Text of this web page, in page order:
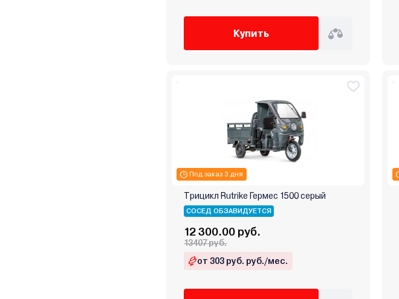
Купить
Под заказ 3 дня
Трицикл Rutrike Гермес 1500 серый
СОСЕД ОБЗАВИДУЕТСЯ
12 300.00 руб.
13407 руб.
от 303 руб. руб./мес.